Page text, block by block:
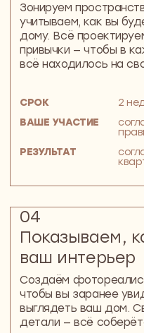
Квартира в Green Park,
производительность и
Ничего лишнего, только
ТРЕХКОМНАТНАЯ КВАРТИРА
Сергей, стильный
предприниматель-
поглощенный своим